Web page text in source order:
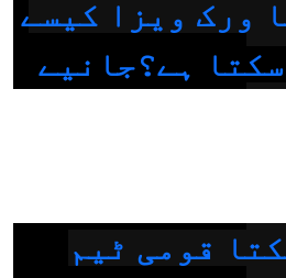
ورک ویزا کیسے
ہے؟جانیے
قومی ٹیم